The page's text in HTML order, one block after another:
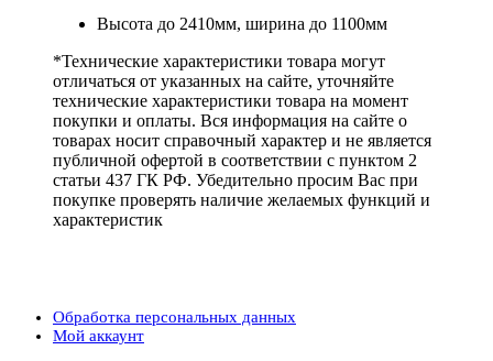
Высота до 2410мм, ширина до 1100мм
*Технические характеристики товара могут
отличаться от указанных на сайте, уточняйте
технические характеристики товара на момент
покупки и оплаты. Вся информация на сайте о
товарах носит справочный характер и не является
публичной офертой в соответствии с пунктом 2
статьи 437 ГК РФ. Убедительно просим Вас при
покупке проверять наличие желаемых функций и
характеристик
Обработка персональных данных
Мой аккаунт